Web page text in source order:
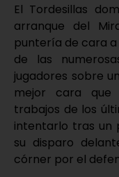
El Tordesillas
arranque del
puntería de cara
de las
jugadores sobre
mejor cara
trabajos de los
intentarlo tras un
su disparo
córner por el